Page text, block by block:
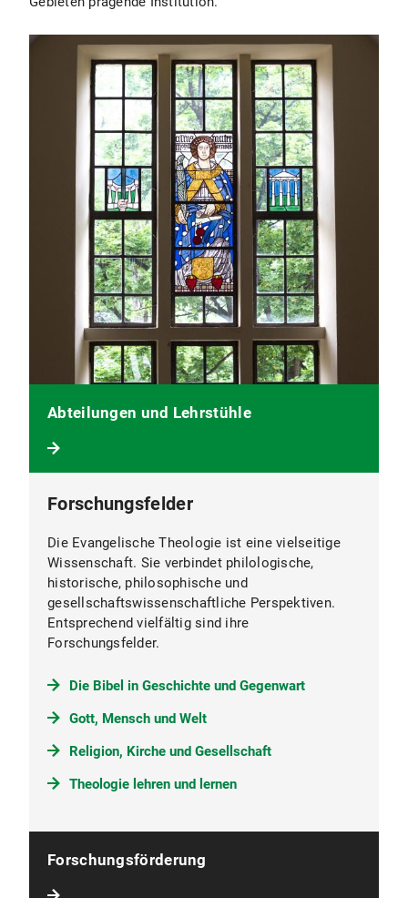
Forschungsfelder
Die Evangelische Theologie ist eine vielseitige
Wissenschaft. Sie verbindet philologische,
historische, philosophische und
gesellschaftswissenschaftliche Perspektiven.
Entsprechend vielfältig sind ihre
Forschungsfelder.
Die Bibel in Geschichte und Gegenwart
Gott, Mensch und Welt
Religion, Kirche und Gesellschaft
Theologie lehren und lernen
Abteilungen und Lehrstühle
Forschungsförderung